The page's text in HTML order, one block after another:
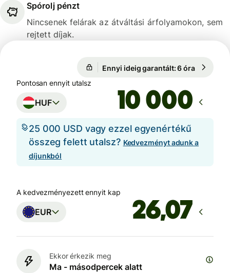
Spórolj pénzt
Nincsenek felárak az átváltási árfolyamokon, sem
rejtett díjak.
Ennyi ideig garantált: 6 óra
Pontosan ennyit utalsz
HUF
25 000 USD vagy ezzel egyenértékű
összeg felett utalsz? Kedvezményt adunk a
díjunkból
A kedvezményezett ennyit kap
EUR
Ekkor érkezik meg
Ma - másodpercek alatt